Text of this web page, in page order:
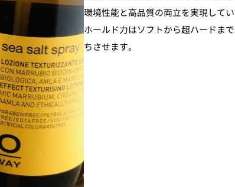
環境性能と高品質の両立を実現してい
ホールド力はソフトから超ハードま
ちさせます。